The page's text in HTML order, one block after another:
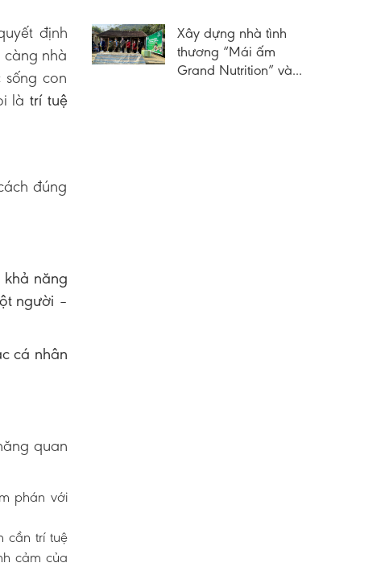
định
nhà
con
là trí tuệ
đúng
khả năng
người –
cá nhân
quan
phán với
cần trí tuệ
cảm của
Xây dựng nhà tình
thương “Mái ấm
Grand Nutrition” và...